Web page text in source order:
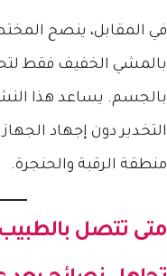
في المقابل، ينصح
بالمشي الخفيف فقط
بالجسم. يساعد هذا
التخدير دون إجهاد
منطقة الرقبة والحنجرة.
متى تتصل